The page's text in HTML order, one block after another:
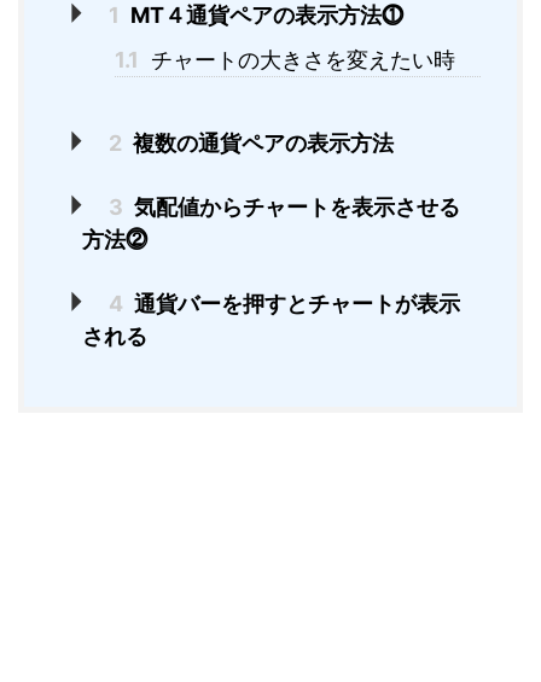
1 MT４通貨ペアの表示方法⓵
1.1
チャートの大きさを変えたい時
2 複数の通貨ペアの表示方法
3 気配値からチャートを表示させる
方法⓶
4 通貨バーを押すとチャートが表示
される